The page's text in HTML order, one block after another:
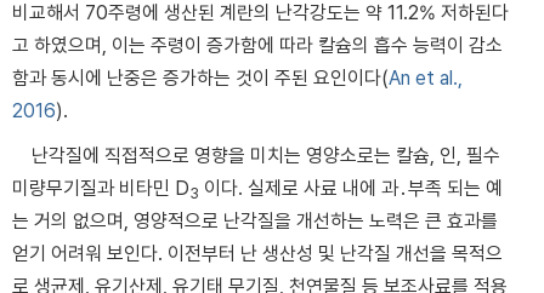
비교해서 70주령에 생산된 계란의 난각강도는 약 11.2% 저하된다
고 하였으며, 이는 주령이 증가함에 따라 칼슘의 흡수 능력이 감소
함과 동시에 난중은 증가하는 것이 주된 요인이다(An et al.,
2016).
난각질에 직접적으로 영향을 미치는 영양소로는 칼슘, 인, 필수
미량무기질과 비타민 D3 이다. 실제로 사료 내에 과․부족 되는 예
는 거의 없으며, 영양적으로 난각질을 개선하는 노력은 큰 효과를
얻기 어려워 보인다. 이전부터 난 생산성 및 난각질 개선을 목적으
로 생균제, 유기산제, 유기태 무기질, 천연물질 등 보조사료를 적용